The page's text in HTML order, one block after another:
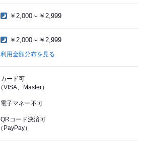
￥2,000～￥2,999
￥2,000～￥2,999
利用金額分布を見る
カード可
（VISA、Master）
電子マネー不可
QRコード決済可
（PayPay）